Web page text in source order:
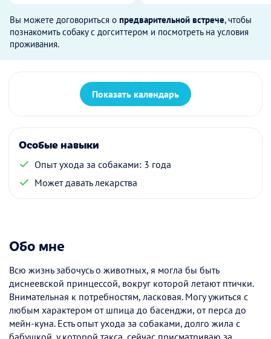
Вы можете договориться о предварительной встрече, чтобы
познакомить собаку с догситтером и посмотреть на условия
проживания.
Показать календарь
Особые навыки
Опыт ухода за собаками: 3 года
Может давать лекарства
Обо мне
Всю жизнь забочусь о животных, я могла бы быть
диснеевской принцессой, вокруг которой летают птички.
Внимательная к потребностям, ласковая. Могу ужиться с
любым характером от шпица до басенджи, от перса до
мейн-куна. Есть опыт ухода за собаками, долго жила с
бабушкой, у которой такса, сейчас присматриваю за